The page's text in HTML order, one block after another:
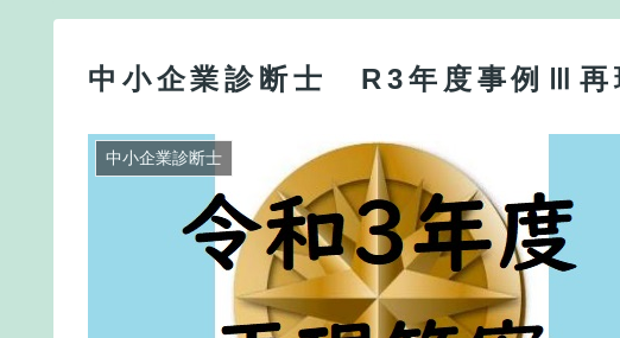
中小企業診断士 R3年度事例Ⅲ再
中小企業診断士